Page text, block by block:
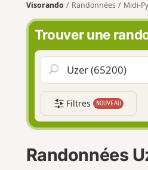
Visorando Randonnées Midi-
Trouver une
Filtres NOUVEAU
Randonnées